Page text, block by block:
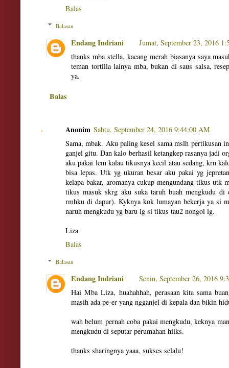
Balas
Balasan
Endang Indriani
Jumat, September 23, 2016
thanks mba stella, kacang merah biasanya saya
teman tortilla lainya mba, bukan di saus salsa,
ya.
Balas
Anonim Sabtu, September 24, 2016 9:44:00 AM
Sama, mbak. Aku paling kesel sama mslh pertikusan
ganjel gitu. Dan kalo berhasil ketangkep rasanya jadi
aku pakai lem kalau tikusnya kecil atau sedang, krn
bisa lepas. Utk yg ukuran besar aku pakai yg
kelapa bakar, aromanya cukup mengundang tikus utk
tikus masuk skrg aku suka taruh buah mengkudu di
rmhku di dapur). Kyknya kok lumayan bekerja ya si
naruh mengkudu yg baru lg si tikus tau2 nongol lg.
Liza
Balas
Balasan
Endang Indriani
Senin, September 26, 2016
Hai Mba Liza, huahahhah, perasaan kita sama
masih ada pe-er yang ngganjel di kepala dan bikin
wah belum pernah coba pakai mengkudu, keknya
mengkudu di seputar perumahan hiiks.
thanks sharingnya yaaa, sukses selalu!